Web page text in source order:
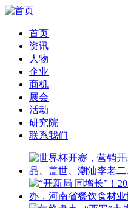
首页
资讯
人物
企业
商机
展会
活动
研究院
联系我们